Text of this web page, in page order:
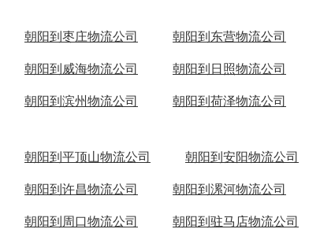
朝阳到枣庄物流公司 朝阳到东营物流公司
朝阳到威海物流公司 朝阳到日照物流公司
朝阳到滨州物流公司 朝阳到荷泽物流公司
朝阳到平顶山物流公司 朝阳到安阳物流公司
朝阳到许昌物流公司 朝阳到漯河物流公司
朝阳到周口物流公司 朝阳到驻马店物流公司